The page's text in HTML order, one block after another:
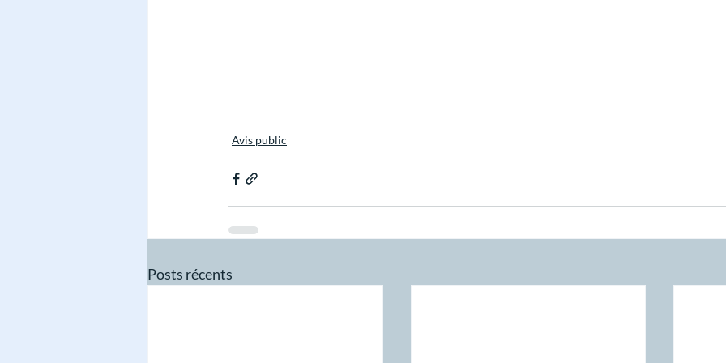
Avis public
Posts récents